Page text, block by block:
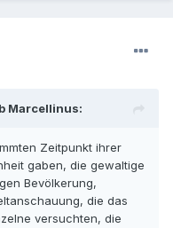
Marcellinus:
Zeitpunkt ihrer
gaben, die gewaltige
Bevölkerung,
die das
versuchten, die